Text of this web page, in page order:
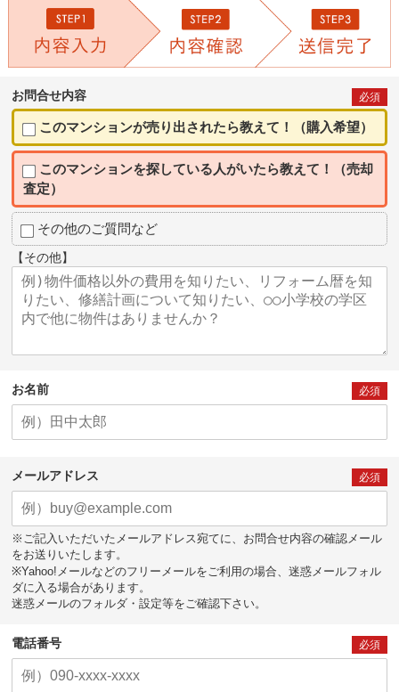
お問合せ内容 必須
このマンションが売り出されたら教えて！（購入希望）
このマンションを探している人がいたら教えて！（売却
査定）
その他のご質問など
【その他】
お名前 必須
メールアドレス 必須
※ご記入いただいたメールアドレス宛てに、お問合せ内容の確認メール
をお送りいたします。
※Yahoo!メールなどのフリーメールをご利用の場合、迷惑メールフォル
ダに入る場合があります。
迷惑メールのフォルダ・設定等をご確認下さい。
電話番号 必須